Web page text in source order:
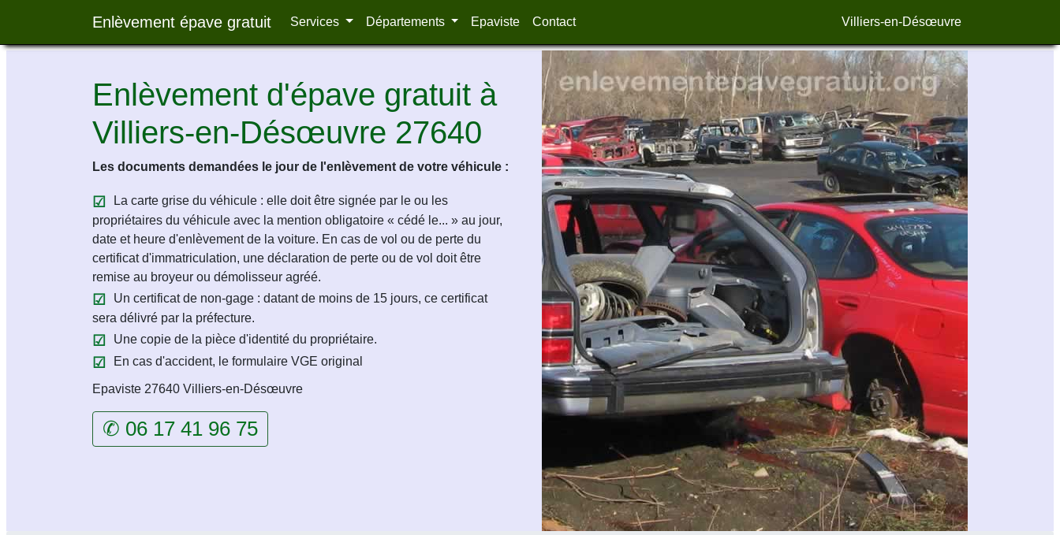
Enlèvement épave gratuit Services Départements Epaviste Contact Villiers-en-Désœuvre
Enlèvement d'épave gratuit à
Villiers-en-Désœuvre 27640
Les documents demandées le jour de l'enlèvement de votre véhicule :
La carte grise du véhicule : elle doit être signée par le ou les
propriétaires du véhicule avec la mention obligatoire « cédé le... » au jour,
date et heure d'enlèvement de la voiture. En cas de vol ou de perte du
certificat d'immatriculation, une déclaration de perte ou de vol doit être
remise au broyeur ou démolisseur agréé.
Un certificat de non-gage : datant de moins de 15 jours, ce certificat
sera délivré par la préfecture.
Une copie de la pièce d'identité du propriétaire.
En cas d'accident, le formulaire VGE original
Epaviste 27640 Villiers-en-Désœuvre
✆ 06 17 41 96 75